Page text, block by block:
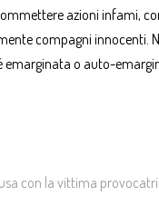
azioni infami,
compagni innocenti.
emarginata o auto-
con la vittima